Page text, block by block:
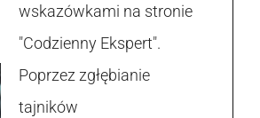
wskazówkami na stronie
"Codzienny Ekspert".
Poprzez zgłębianie
tajników